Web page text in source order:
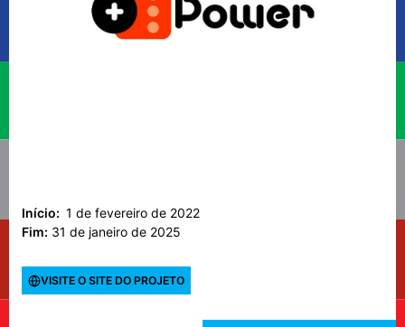
Início: 1 de fevereiro de 2022
Fim: 31 de janeiro de 2025
VISITE O SITE DO PROJETO